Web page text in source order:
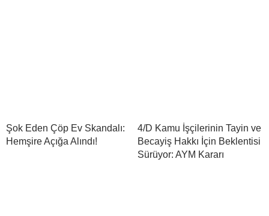
Şok Eden Çöp Ev Skandalı:
Hemşire Açığa Alındı!
4/D Kamu İşçilerinin Tayin ve
Becayiş Hakkı İçin Beklentisi
Sürüyor: AYM Kararı